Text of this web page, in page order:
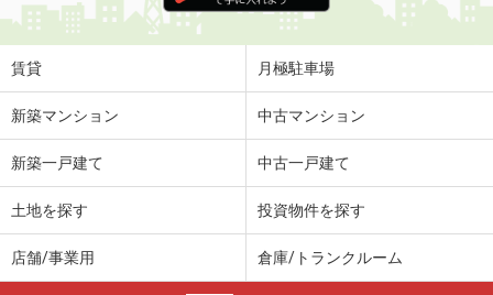
賃貸 月極駐車場
新築マンション 中古マンション
新築一戸建て 中古一戸建て
土地を探す 投資物件を探す
店舗/事業用 倉庫/トランクルーム